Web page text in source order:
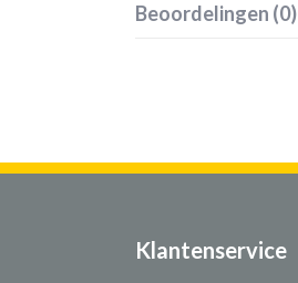
Beoordelingen (0)
Klantenservice